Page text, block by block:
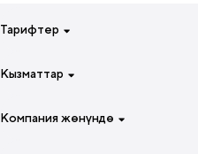
Тарифтер
Смартфонуң үчүн 4 жумага
Чалуулар жана интернет үчүн
Кызматтар
Компания жөнүндө